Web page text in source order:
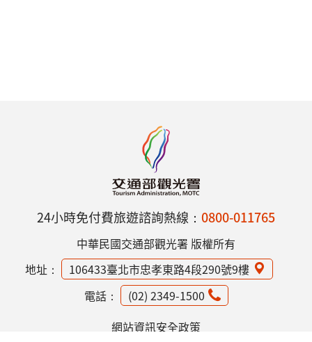
24小時免付費旅遊諮詢熱線： 0800-011765
中華民國交通部觀光署 版權所有
地址：
106433臺北市忠孝東路4段290號9樓
電話：
(02) 2349-1500
網站資訊安全政策